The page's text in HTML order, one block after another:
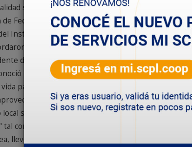
santafesina surgió, en 1965, la primera entidad
Fecotel. Esa experiencia fue posible gracias al
Instituto Movilizador de Fondos Cooperativos
el presidente de ésa federación, Pedro
de la Confederación Cooperativa de la
la labor de entonces y actual por "hacer
para la gente".
la oportunidad para asegurar que el
local sino que "debe jugar un rol protagónico" a
como lo definió el Papa Francisco días atrás.
llevó los saludos del presidente de Cooperar, Ariel